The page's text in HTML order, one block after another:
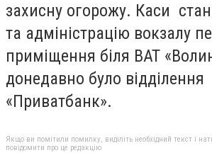
захисну огорожу. Каси
та адміністрацію вокзалу
приміщення біля ВАТ
донедавно було відділення
«Приватбанк».
Якщо ви помітили помилку, виділіть необхідний текст і
повідомити про це редакцію